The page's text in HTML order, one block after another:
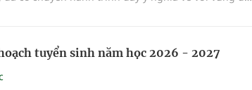
tuyển sinh năm học 2026 - 2027